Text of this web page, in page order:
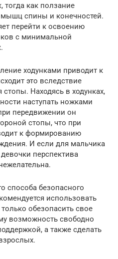
тогда как ползание
мышц спины и конечностей.
перейти к освоению
с минимальной
ходунками приводит к
это вследствие
Находясь в ходунках,
наступать ножками
передвижении он
стопы, что при
к формированию
И если для мальчика
перспектива
способа безопасного
использовать
обезопасить свое
возможность свободно
а также сделать